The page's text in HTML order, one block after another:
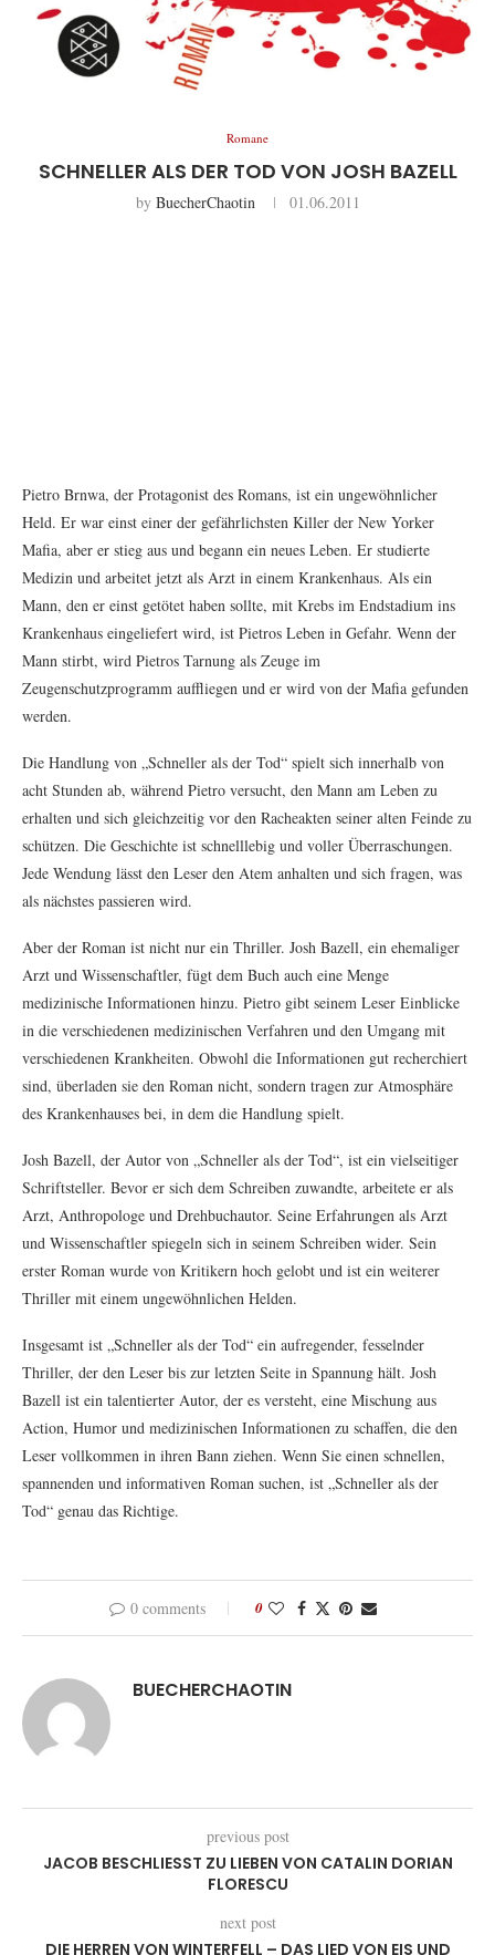
Romane
SCHNELLER ALS DER TOD VON JOSH BAZELL
by BuecherChaotin 01.06.2011
Pietro Brnwa, der Protagonist des Romans, ist ein ungewöhnlicher
Held. Er war einst einer der gefährlichsten Killer der New Yorker
Mafia, aber er stieg aus und begann ein neues Leben. Er studierte
Medizin und arbeitet jetzt als Arzt in einem Krankenhaus. Als ein
Mann, den er einst getötet haben sollte, mit Krebs im Endstadium ins
Krankenhaus eingeliefert wird, ist Pietros Leben in Gefahr. Wenn der
Mann stirbt, wird Pietros Tarnung als Zeuge im
Zeugenschutzprogramm auffliegen und er wird von der Mafia gefunden
werden.
Die Handlung von „Schneller als der Tod“ spielt sich innerhalb von
acht Stunden ab, während Pietro versucht, den Mann am Leben zu
erhalten und sich gleichzeitig vor den Racheakten seiner alten Feinde zu
schützen. Die Geschichte ist schnelllebig und voller Überraschungen.
Jede Wendung lässt den Leser den Atem anhalten und sich fragen, was
als nächstes passieren wird.
Aber der Roman ist nicht nur ein Thriller. Josh Bazell, ein ehemaliger
Arzt und Wissenschaftler, fügt dem Buch auch eine Menge
medizinische Informationen hinzu. Pietro gibt seinem Leser Einblicke
in die verschiedenen medizinischen Verfahren und den Umgang mit
verschiedenen Krankheiten. Obwohl die Informationen gut recherchiert
sind, überladen sie den Roman nicht, sondern tragen zur Atmosphäre
des Krankenhauses bei, in dem die Handlung spielt.
Josh Bazell, der Autor von „Schneller als der Tod“, ist ein vielseitiger
Schriftsteller. Bevor er sich dem Schreiben zuwandte, arbeitete er als
Arzt, Anthropologe und Drehbuchautor. Seine Erfahrungen als Arzt
und Wissenschaftler spiegeln sich in seinem Schreiben wider. Sein
erster Roman wurde von Kritikern hoch gelobt und ist ein weiterer
Thriller mit einem ungewöhnlichen Helden.
Insgesamt ist „Schneller als der Tod“ ein aufregender, fesselnder
Thriller, der den Leser bis zur letzten Seite in Spannung hält. Josh
Bazell ist ein talentierter Autor, der es versteht, eine Mischung aus
Action, Humor und medizinischen Informationen zu schaffen, die den
Leser vollkommen in ihren Bann ziehen. Wenn Sie einen schnellen,
spannenden und informativen Roman suchen, ist „Schneller als der
Tod“ genau das Richtige.
0 comments 0
BUECHERCHAOTIN
previous post
JACOB BESCHLIESST ZU LIEBEN VON CATALIN DORIAN F
LORESCU
next post
DIE HERREN VON WINTERFELL – DAS LIED VON EIS UND